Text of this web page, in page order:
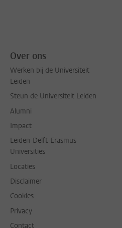
Over ons
Werken bij de Universiteit
Leiden
Steun de Universiteit Leiden
Alumni
Impact
Leiden-Delft-Erasmus
Universities
Locaties
Disclaimer
Cookies
Privacy
Contact